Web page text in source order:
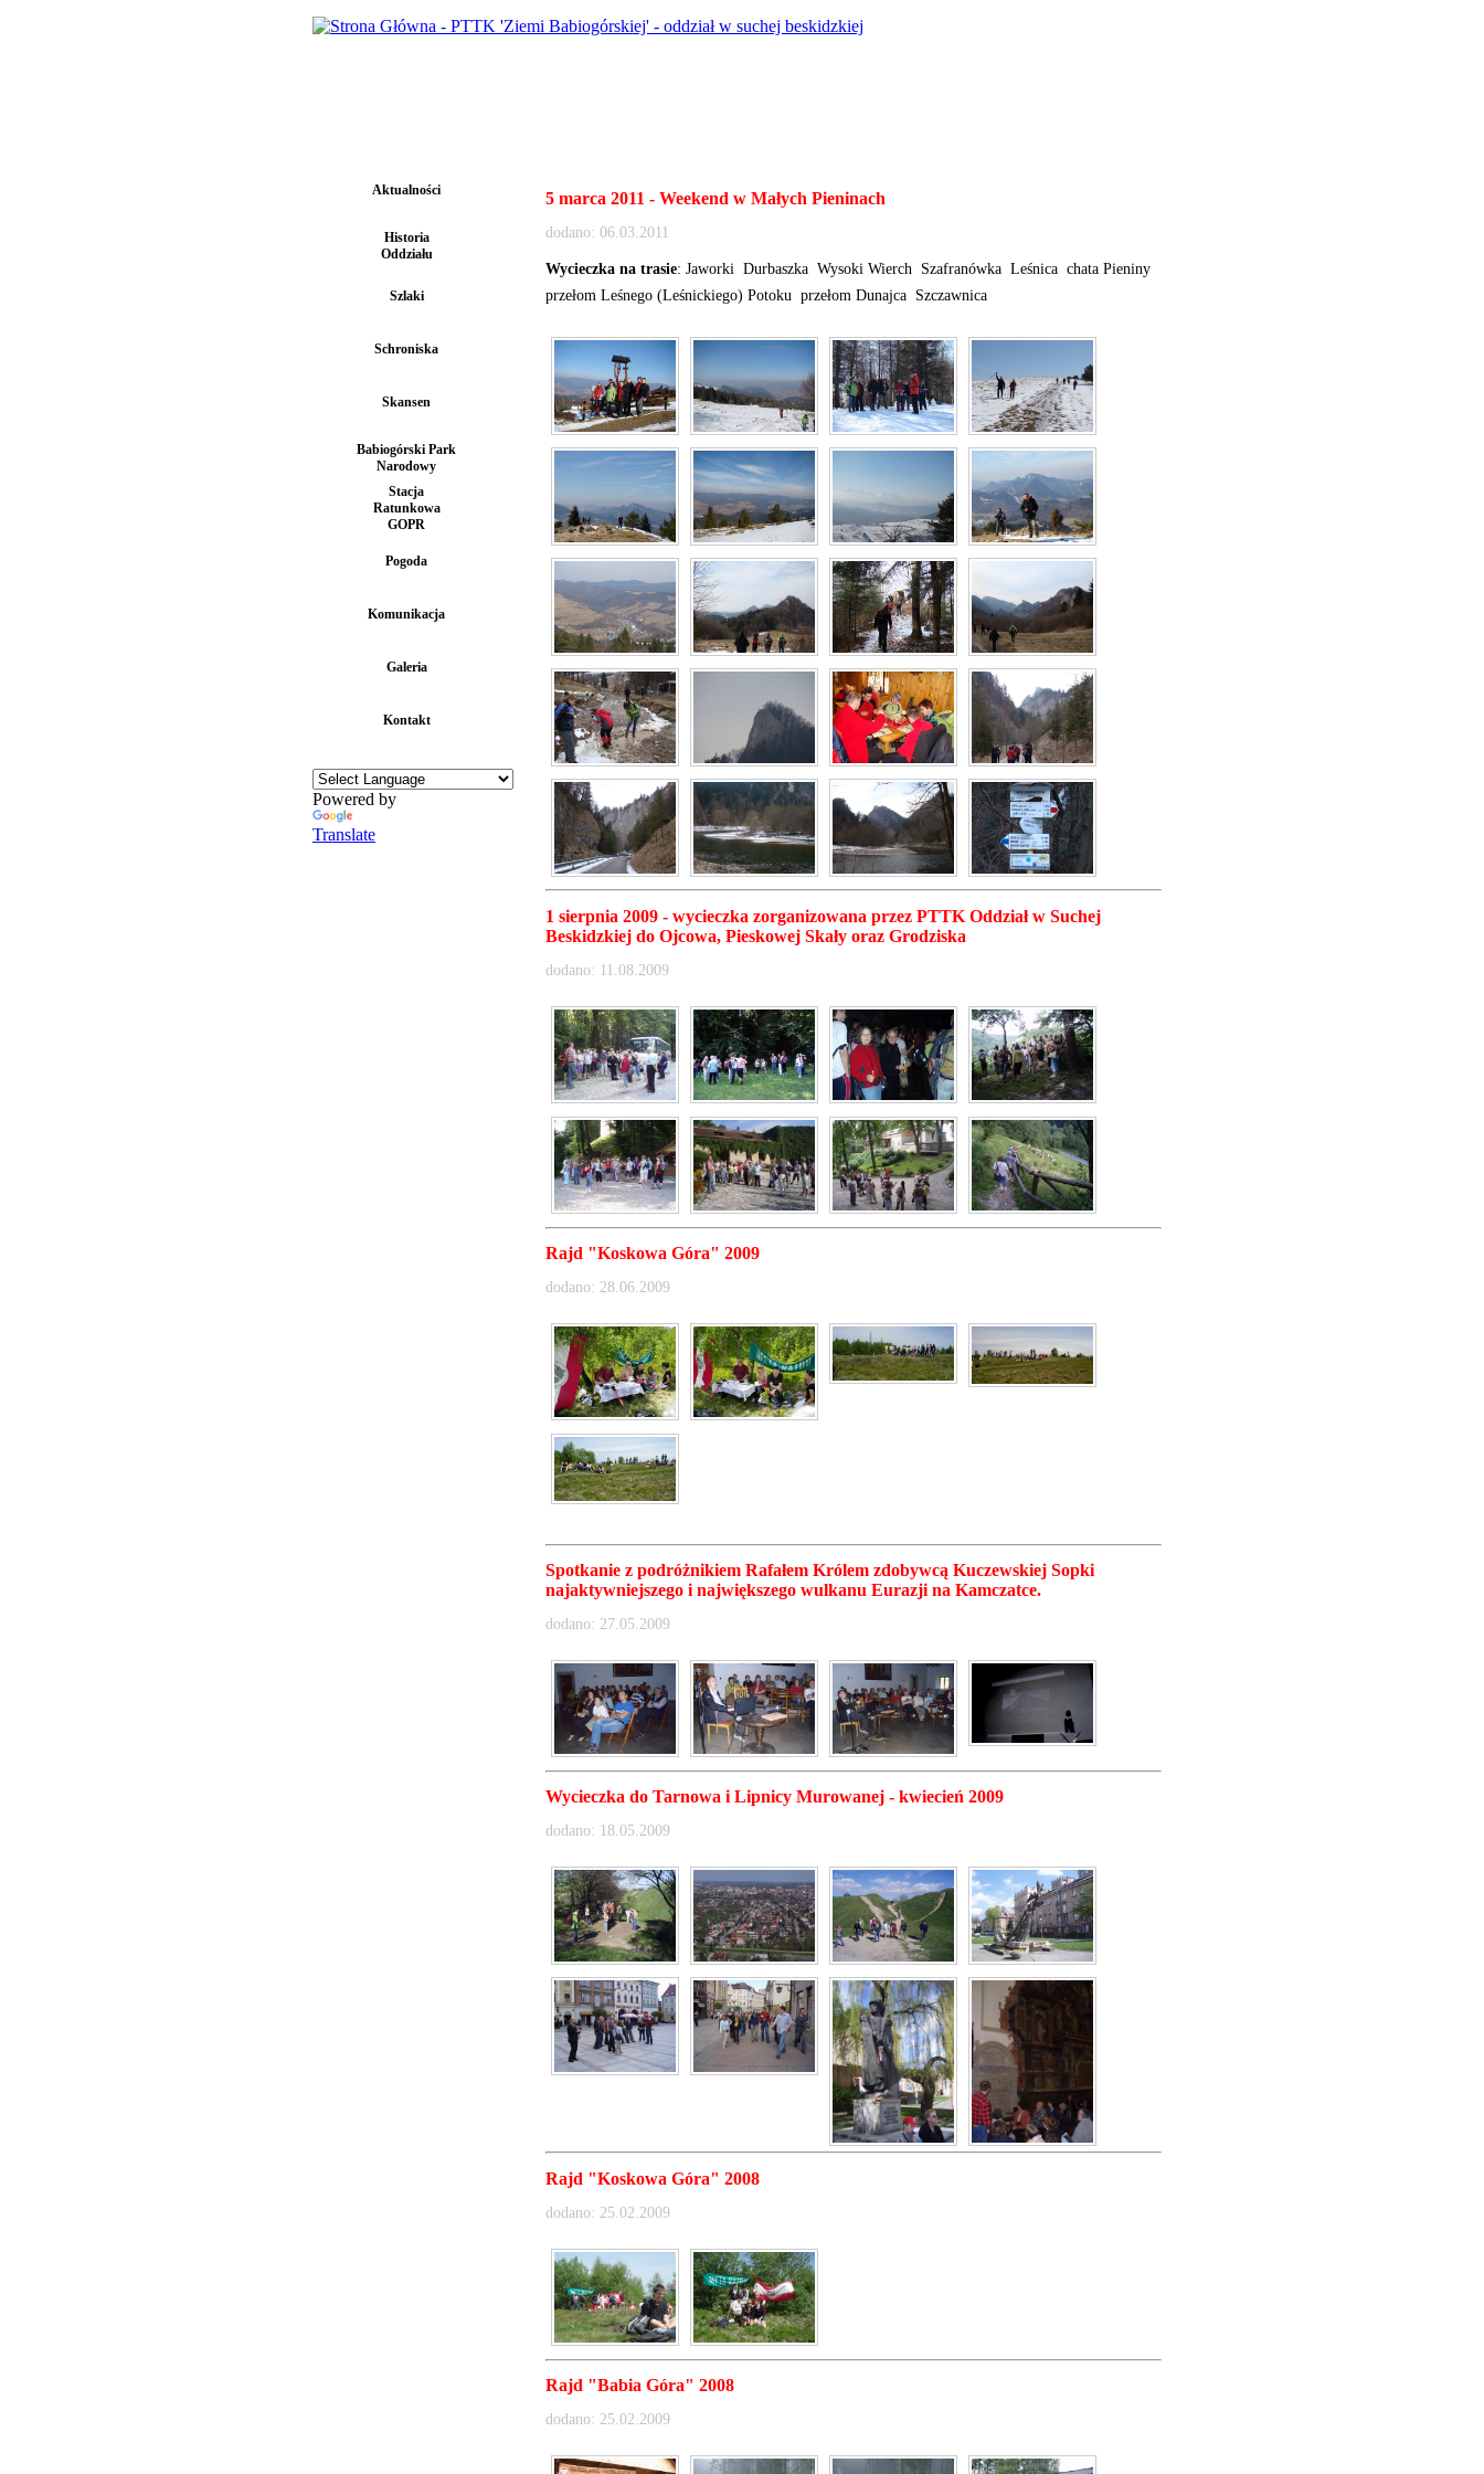
Aktualności
Historia
Oddziału
Szlaki
Schroniska
Skansen
Babiogórski Park
Narodowy
Stacja
Ratunkowa
GOPR
Pogoda
Komunikacja
Galeria
Kontakt
Powered by
Translate
5 marca 2011 - Weekend w Małych Pieninach
dodano: 06.03.2011
Wycieczka na trasie: Jaworki  Durbaszka  Wysoki Wierch  Szafranówka  Leśnica  chata Pieniny 
przełom Leśnego (Leśnickiego) Potoku  przełom Dunajca  Szczawnica
1 sierpnia 2009 - wycieczka zorganizowana przez PTTK Oddział w Suchej
Beskidzkiej do Ojcowa, Pieskowej Skały oraz Grodziska
dodano: 11.08.2009
Rajd "Koskowa Góra" 2009
dodano: 28.06.2009
Spotkanie z podróżnikiem Rafałem Królem zdobywcą Kuczewskiej Sopki
najaktywniejszego i największego wulkanu Eurazji na Kamczatce.
dodano: 27.05.2009
Wycieczka do Tarnowa i Lipnicy Murowanej - kwiecień 2009
dodano: 18.05.2009
Rajd "Koskowa Góra" 2008
dodano: 25.02.2009
Rajd "Babia Góra" 2008
dodano: 25.02.2009